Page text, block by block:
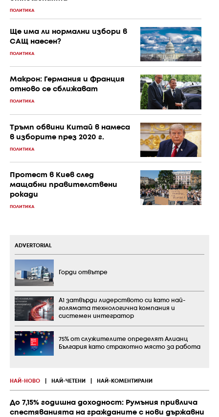
ПОЛИТИКА
Ще има ли нормални избори в
САЩ наесен?
ПОЛИТИКА
Макрон: Германия и Франция
отново се сближават
ПОЛИТИКА
Тръмп обвини Китай в намеса
в изборите през 2020 г.
ПОЛИТИКА
Протест в Киев след
мащабни правителствени
рокади
ПОЛИТИКА
НАЙ-НОВО НАЙ-ЧЕТЕНИ НАЙ-КОМЕНТИРАНИ
До 7,15% годишна доходност: Румъния привлича
спестяванията на гражданите с нови държавни
ADVERTORIAL
Горди отвътре
А1 затвърди лидерството си като най-
голямата технологична компания и
системен интегратор
75% от служителите определят Алианц
България като страхотно място за работа